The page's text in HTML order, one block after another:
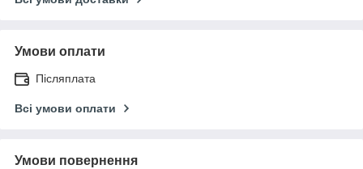
Умови оплати
Післяплата
Всі умови оплати
Умови повернення